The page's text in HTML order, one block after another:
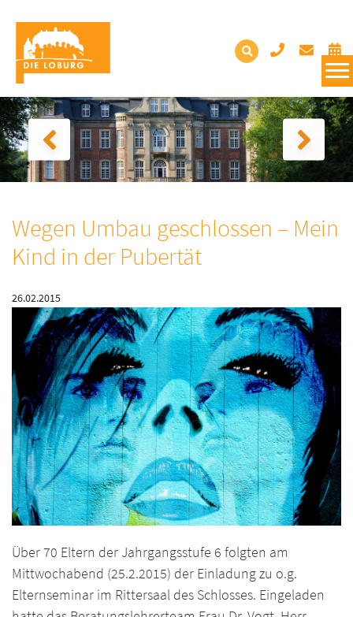
Wegen Umbau geschlossen – Mein
Kind in der Pubertät
26.02.2015
Über 70 Eltern der Jahrgangsstufe 6 folgten am
Mittwochabend (25.2.2015) der Einladung zu o.g.
Elternseminar im Rittersaal des Schlosses. Eingeladen